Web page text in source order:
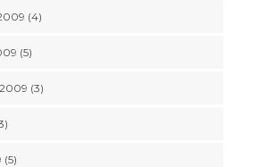
(4)
(5)
(3)
(5)